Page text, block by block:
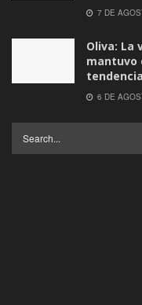
7 DE
Oliva: La
mantuvo
6 DE